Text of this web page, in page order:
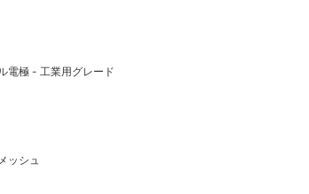
電極 - 工業用グレード
ッシュ